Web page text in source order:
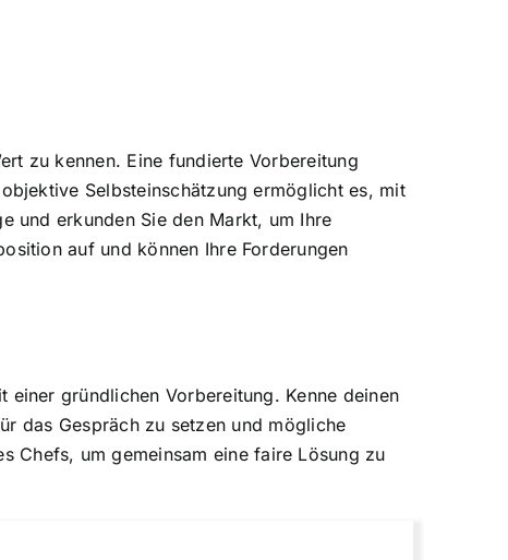
zu kennen. Eine fundierte Vorbereitung
Selbsteinschätzung ermöglicht es, mit
und erkunden Sie den Markt, um Ihre
auf und können Ihre Forderungen
gründlichen Vorbereitung. Kenne deinen
das Gespräch zu setzen und mögliche
Chefs, um gemeinsam eine faire Lösung zu